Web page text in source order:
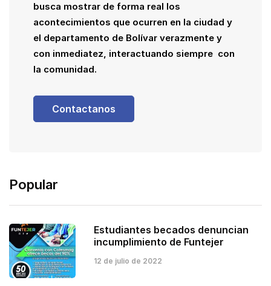
busca mostrar de forma real los
acontecimientos que ocurren en la ciudad y
el departamento de Bolívar verazmente y
con inmediatez, interactuando siempre con
la comunidad.
Contactanos
Popular
Estudiantes becados denuncian
incumplimiento de Funtejer
12 de julio de 2022